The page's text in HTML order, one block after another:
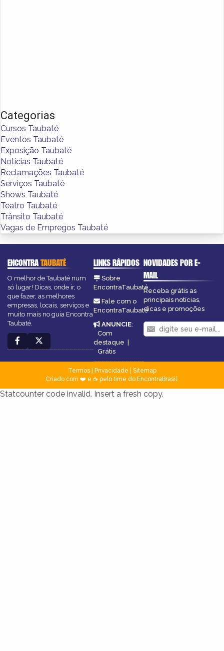
Categorias
Cursos Taubaté
Eventos Taubaté
Exposição Taubaté
Notícias Taubaté
Reclamações Taubaté
Serviços Taubaté
Shows Taubaté
Teatro Taubaté
Trânsito Taubaté
Vagas de Empregos Taubaté
ENCONTRATAUBATÉ
O melhor de Taubaté num
só lugar! Dicas, onde ir, o
que fazer, as melhores
empresas, locais, serviços e
muito mais no guia Encontra
Taubaté.
LINKS RÁPIDOS
Sobre
EncontraTaubaté
Fale com o
EncontraTaubaté
ANUNCIE:
Com
destaque |
Grátis
NOVIDADES POR E-
MAIL
Receba grátis as
principais notícias,
dicas e promoções
Termos| Privacidade
Sitemap
Criado com ❤️ e ☕ pelo time do EncontraBrasil
Statcounter code invalid. Insert a fresh copy.